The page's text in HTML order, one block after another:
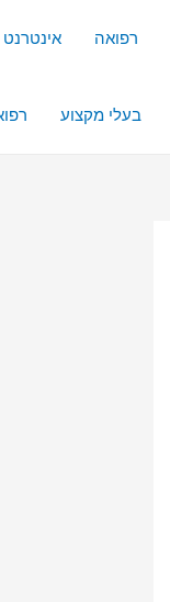
רפואה אינטרנט
בעלי מקצוע